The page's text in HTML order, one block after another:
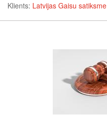
Klients: Latvijas Gaisu satiksme